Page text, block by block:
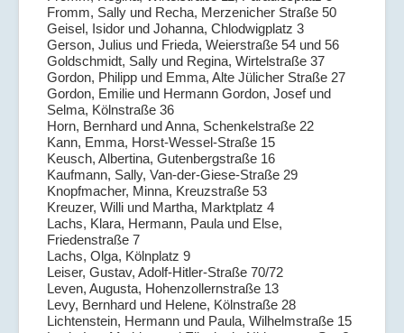
Fromm, Sally und Recha, Merzenicher Straße 50
Geisel, Isidor und Johanna, Chlodwigplatz 3
Gerson, Julius und Frieda, Weierstraße 54 und 56
Goldschmidt, Sally und Regina, Wirtelstraße 37
Gordon, Philipp und Emma, Alte Jülicher Straße 27
Gordon, Emilie und Hermann Gordon, Josef und
Selma, Kölnstraße 36
Horn, Bernhard und Anna, Schenkelstraße 22
Kann, Emma, Horst-Wessel-Straße 15
Keusch, Albertina, Gutenbergstraße 16
Kaufmann, Sally, Van-der-Giese-Straße 29
Knopfmacher, Minna, Kreuzstraße 53
Kreuzer, Willi und Martha, Marktplatz 4
Lachs, Klara, Hermann, Paula und Else,
Friedenstraße 7
Lachs, Olga, Kölnplatz 9
Leiser, Gustav, Adolf-Hitler-Straße 70/72
Leven, Augusta, Hohenzollernstraße 13
Levy, Bernhard und Helene, Kölnstraße 28
Lichtenstein, Hermann und Paula, Wilhelmstraße 15